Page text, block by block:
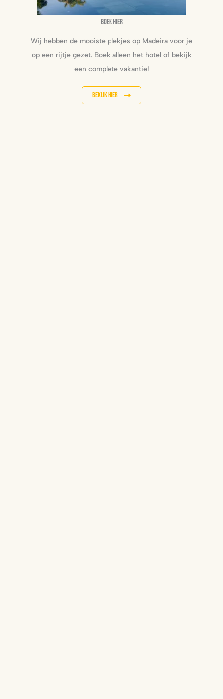
Boek hier
Wij hebben de mooiste plekjes op Madeira voor je
op een rijtje gezet. Boek alleen het hotel of bekijk
een complete vakantie!
Bekijk hier